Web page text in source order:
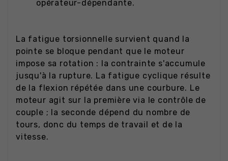
opérateur-dépendante.
La fatigue torsionnelle survient quand la
pointe se bloque pendant que le moteur
impose sa rotation : la contrainte s'accumule
jusqu'à la rupture. La fatigue cyclique résulte
de la flexion répétée dans une courbure. Le
moteur agit sur la première via le contrôle de
couple ; la seconde dépend du nombre de
tours, donc du temps de travail et de la
vitesse.